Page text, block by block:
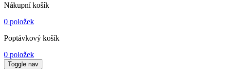
Nákupní košík
0 položek
Poptávkový košík
0 položek
Toggle nav